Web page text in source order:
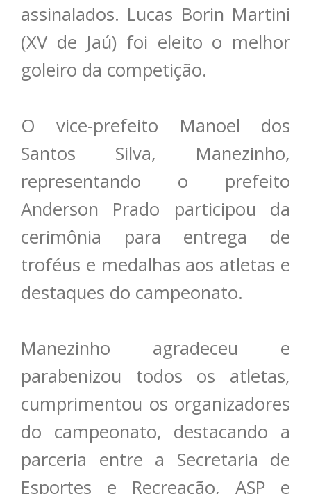
assinalados. Lucas Borin Martini
(XV de Jaú) foi eleito o melhor
goleiro da competição.
O vice-prefeito Manoel dos
Santos Silva, Manezinho,
representando o prefeito
Anderson Prado participou da
cerimônia para entrega de
troféus e medalhas aos atletas e
destaques do campeonato.
Manezinho agradeceu e
parabenizou todos os atletas,
cumprimentou os organizadores
do campeonato, destacando a
parceria entre a Secretaria de
Esportes e Recreação, ASP e